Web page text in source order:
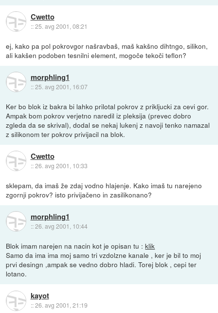
Cwetto
::25. avg 2001, 08:21
ej, kako pa pol pokrovgor našravbaš, maš kakšno dihtngo, silikon,
ali kakšen podoben tesnilni element, mogoče tekoči teflon?
morphling1
::25. avg 2001, 16:07
Ker bo blok iz bakra bi lahko prilotal pokrov z prikljucki za cevi gor.
Ampak bom pokrov verjetno naredil iz pleksija (prevec dobro
zgleda da se skrival), dodal se nekaj lukenj z navoji tenko namazal
z silikonom ter pokrov privijacil na blok.
Cwetto
::26. avg 2001, 10:33
sklepam, da imaš že zdaj vodno hlajenje. Kako imaš tu narejeno
zgornji pokrov? isto privijačeno in zasilikonano?
morphling1
::26. avg 2001, 10:44
Blok imam narejen na nacin kot je opisan tu :klik
Samo da ima ima moj samo tri vzdolzne kanale , ker je bil to moj
prvi desingn ,ampak se vedno dobro hladi. Torej blok , cepi ter
lotano.
kayot
::26. avg 2001, 21:19